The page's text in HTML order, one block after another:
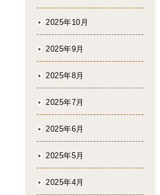
2025年10月
2025年9月
2025年8月
2025年7月
2025年6月
2025年5月
2025年4月